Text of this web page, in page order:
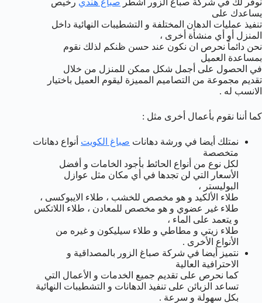
يساعدك على
تنفيذ عمليات الدهان المختلفة و التشطيبات النهائية داخل
المنزل أو أي منشأة أخرى ،
نحن دائماً نحرص ان نكون عند حسن ظنكم لذلك نقوم
بمساعدة العميل
في الحصول على أجمل شكل ممكن للمنزل من خلال
تقديم مجموعة من التصاميم المميزة ليقوم العميل باختيار
الانسب له .
كما أننا نقوم بأعمال أخرى مثل :
نمتلك أيضا في ورشة دهانات صباغ الكويت أنواع دهانات
متخصصة
لكل نوع من أنواع الحائط بأجود الخامات و أفضل
الأسعار التي لن تجدها في أي مكان مثل عوازل
البوليستر ،
طلاء الألكيد و هو مخصص للخشب ، طلاء الايبوكسى ،
طلاء غير عضوي و هو مخصص للمعادن ، طلاء اللاتكس
و يتعمد على الماء ،
طلاء زيتي و مطاطي و طلاء سيليكون و غيره من
الأنواع الأخرى .
نتميز أيضا في شركة صباغ الزور بالمصداقية و
الاحترافية العالية
كما نحرص على تقديم جميع الخدمات و الأعمال التي
تساعد الزبائن على تنفيذ الدهانات و التشطيبات النهائية
بكل سهولة و سرعة .